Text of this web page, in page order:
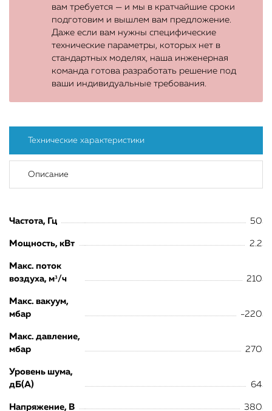
вам требуется — и мы в кратчайшие сроки
подготовим и вышлем вам предложение.
Даже если вам нужны специфические
технические параметры, которых нет в
стандартных моделях, наша инженерная
команда готова разработать решение под
ваши индивидуальные требования.
Технические характеристики
Описание
Частота, Гц 50
Мощность, кВт 2.2
Макс. поток
воздуха, м³/ч
210
Макс. вакуум,
мбар
-220
Макс. давление,
мбар
270
Уровень шума,
дБ(А)
64
Напряжение, В 380